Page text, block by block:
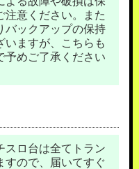
注意ください。また
バックアップの保持
いますが、こちらも
予めご了承ください
スロ台は全てトラン
すので、届いてすぐ